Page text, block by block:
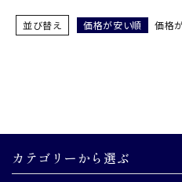
並び替え 価格が安い順 価格
カテゴリーから選ぶ